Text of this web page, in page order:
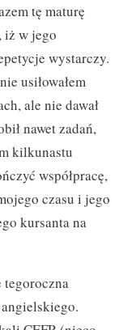
tę maturę
iż w jego
wystarczy.
usiłowałem
ale nie dawał
nawet zadań,
kilkunastu
współpracę,
czasu i jego
kursanta na
tegoroczna